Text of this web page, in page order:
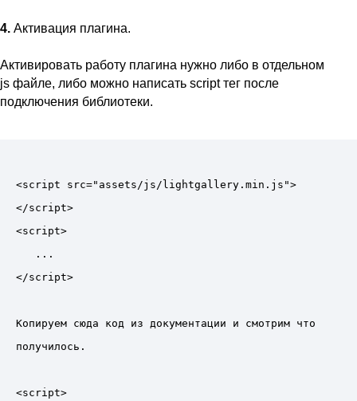
4. Активация плагина.
Активировать работу плагина нужно либо в отдельном
js файле, либо можно написать script тег после
подключения библиотеки.
<script src="assets/js/lightgallery.min.js">
</script>
<script>
</script>
Копируем сюда код из документации и смотрим что
получилось.
<script>